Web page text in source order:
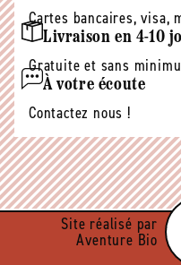
Cartes bancaires, visa,
Livraison en 4-10
Gratuite et sans
À votre écoute
Contactez nous !
Site réalisé par
Aventure Bio